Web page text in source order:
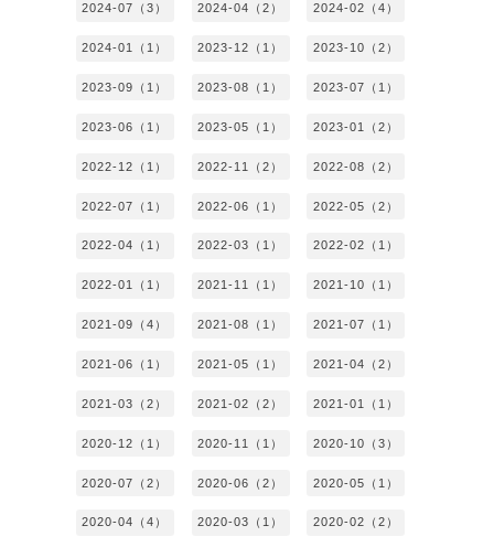
2024-07（3） 2024-04（2） 2024-02（4）
2024-01（1） 2023-12（1） 2023-10（2）
2023-09（1） 2023-08（1） 2023-07（1）
2023-06（1） 2023-05（1） 2023-01（2）
2022-12（1） 2022-11（2） 2022-08（2）
2022-07（1） 2022-06（1） 2022-05（2）
2022-04（1） 2022-03（1） 2022-02（1）
2022-01（1） 2021-11（1） 2021-10（1）
2021-09（4） 2021-08（1） 2021-07（1）
2021-06（1） 2021-05（1） 2021-04（2）
2021-03（2） 2021-02（2） 2021-01（1）
2020-12（1） 2020-11（1） 2020-10（3）
2020-07（2） 2020-06（2） 2020-05（1）
2020-04（4） 2020-03（1） 2020-02（2）